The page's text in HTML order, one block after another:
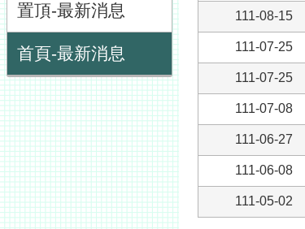
置頂-最新消息
首頁-最新消息
111-08-15
111-07-25
111-07-25
111-07-08
111-06-27
111-06-08
111-05-02